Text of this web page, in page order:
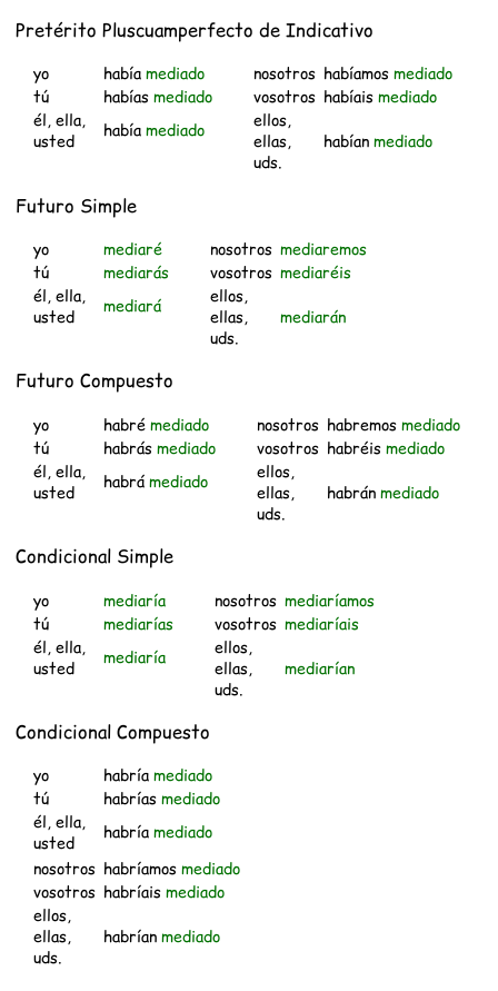
Pretérito Pluscuamperfecto de Indicativo
yo habíamediado
tú
habíasmediado
él, ella,
usted
habíamediado
nosotros habíamosmediado
vosotros habíaismediado
ellos,
ellas,
uds.
habíanmediado
Futuro Simple
yo
mediaré
tú
mediarás
él, ella,
usted
mediará
nosotros mediaremos
vosotros mediaréis
ellos,
ellas,
uds.
mediarán
Futuro Compuesto
yo habrémediado
tú
habrásmediado
él, ella,
usted
habrámediado
nosotros habremosmediado
vosotros habréismediado
ellos,
ellas,
uds.
habránmediado
Condicional Simple
yo
mediaría
tú
mediarías
él, ella,
usted
mediaría
nosotros mediaríamos
vosotros mediaríais
ellos,
ellas,
uds.
mediarían
Condicional Compuesto
yo habríamediado
tú
habríasmediado
él, ella,
usted
habríamediado
nosotros habríamosmediado
vosotros habríaismediado
ellos,
ellas,
uds.
habríanmediado